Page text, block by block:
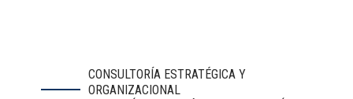
CONSULTORÍA ESTRATÉGICA Y
ORGANIZACIONAL